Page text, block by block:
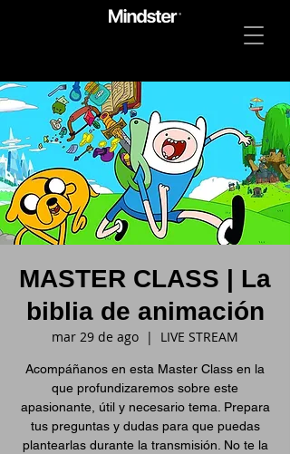
MASTER CLASS | La
biblia de animación
mar 29 de ago
  |
LIVE STREAM
Acompáñanos en esta Master Class en la
que profundizaremos sobre este
apasionante, útil y necesario tema. Prepara
tus preguntas y dudas para que puedas
plantearlas durante la transmisión. No te la